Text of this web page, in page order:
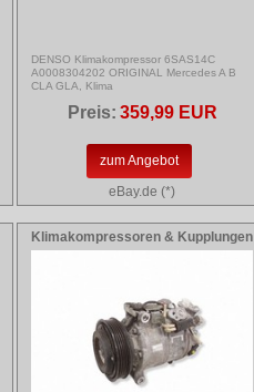
DENSO Klimakompressor 6SAS14C
A0008304202 ORIGINAL Mercedes A B
CLA GLA, Klima
Preis: 359,99 EUR
zum Angebot
eBay.de (*)
Klimakompressoren & Kupplungen